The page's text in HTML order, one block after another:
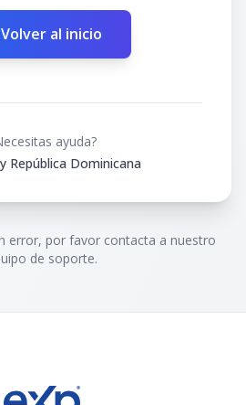
Volver al inicio
ayuda?
República Dominicana
error, por favor contacta a nuestro
de soporte.